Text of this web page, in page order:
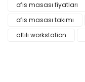
ofis masası fiyatları
ofis masası takımı
altılı workstation